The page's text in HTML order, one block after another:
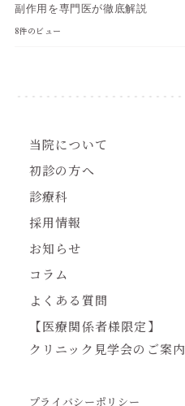
副作用を専門医が徹底解説
8件のビュー
当院について
初診の方へ
診療科
採用情報
お知らせ
コラム
よくある質問
【医療関係者様限定】
クリニック見学会のご案内
プライバシーポリシー